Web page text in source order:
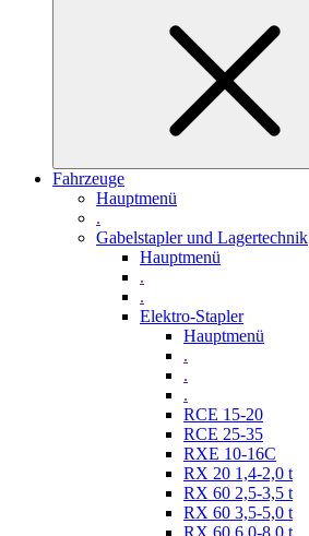
Fahrzeuge
Hauptmenü
.
Gabelstapler und Lagertechnik
Hauptmenü
.
.
Elektro-Stapler
Hauptmenü
.
.
.
RCE 15-20
RCE 25-35
RXE 10-16C
RX 20 1,4-2,0 t
RX 60 2,5-3,5 t
RX 60 3,5-5,0 t
RX 60 6,0-8,0 t